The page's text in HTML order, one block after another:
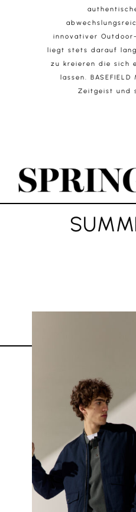
innovativer
liegt stets darauf
zu kreieren die sich
lassen.
Zeitgeist und